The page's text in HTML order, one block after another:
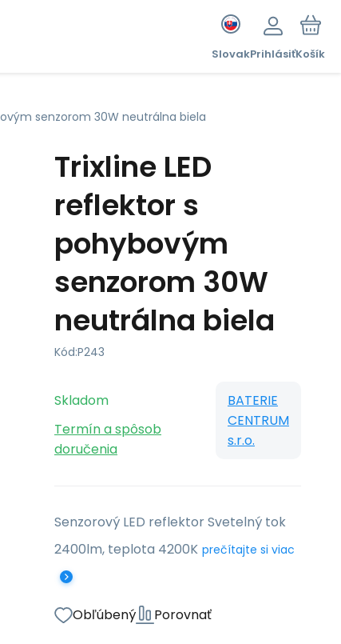
SlovakPrihlásiťKošík
senzorom 30W neutrálna biela
Trixline LED
reflektor s
pohybovým
senzorom 30W
neutrálna biela
Kód:P243
Skladom
Termín a spôsob
doručenia
BATERIE
CENTRUM
s.r.o.
Senzorový LED reflektor Svetelný tok
2400lm, teplota 4200K prečítajte si viac
Obľúbený Porovnať